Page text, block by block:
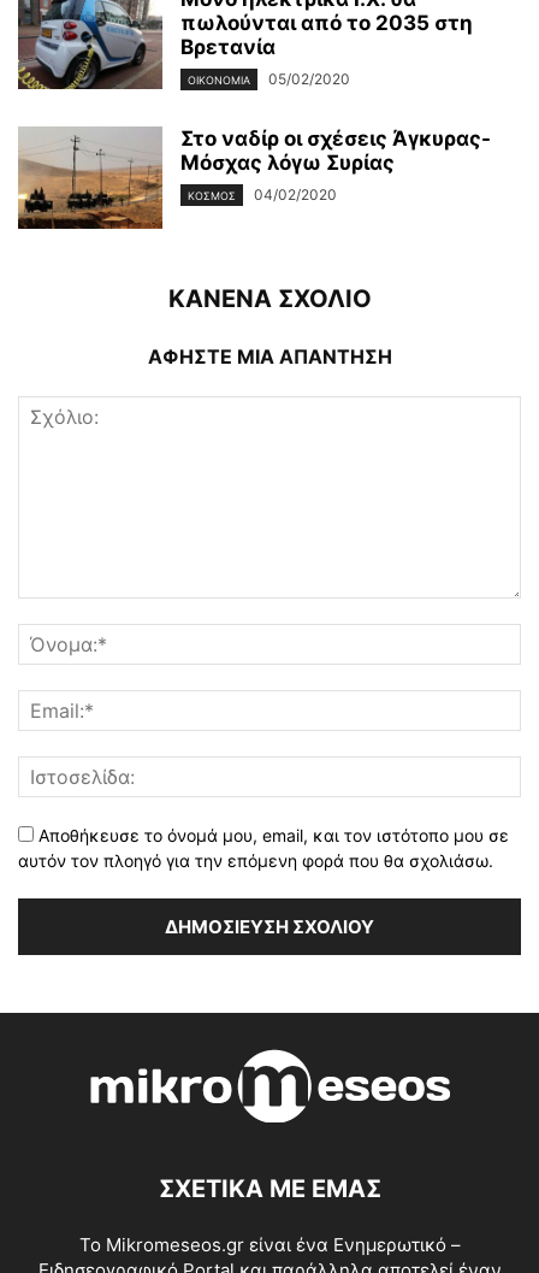
πωλούνται από το 2035 στη
Βρετανία
ΟΙΚΟΝΟΜΊΑ 05/02/2020
Στο ναδίρ οι σχέσεις Άγκυρας-
Μόσχας λόγω Συρίας
ΚΌΣΜΟΣ 04/02/2020
ΚΑΝΕΝΑ ΣΧΟΛΙΟ
ΑΦΗΣΤΕ ΜΙΑ ΑΠΑΝΤΗΣΗ
Αποθήκευσε το όνομά μου, email, και τον ιστότοπο μου σε
αυτόν τον πλοηγό για την επόμενη φορά που θα σχολιάσω.
ΣΧΕΤΙΚΑ ΜΕ ΕΜΑΣ
Το Mikromeseos.gr είναι ένα Ενημερωτικό –